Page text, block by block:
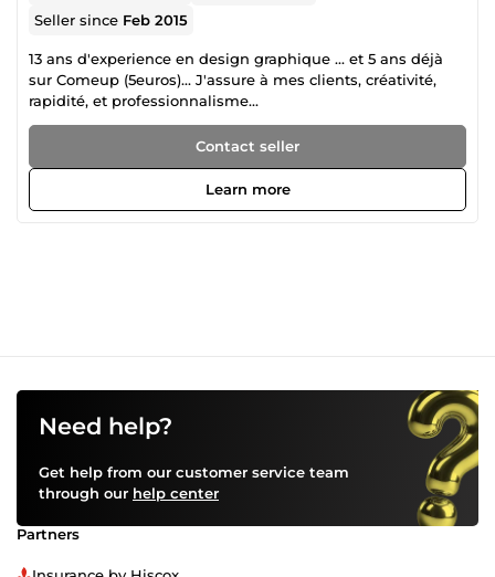
Seller since Feb 2015
13 ans d'experience en design graphique ... et 5 ans déjà
sur Comeup (5euros)... J'assure à mes clients, créativité,
rapidité, et professionnalisme...
Contact seller
Learn more
Need help?
Get help from our customer service team
through our help center
Partners